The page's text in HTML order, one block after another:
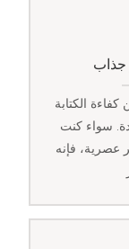
جذاب
الكتابة
سواء كنت
عصرية، فإنه